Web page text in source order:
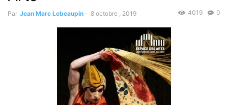
Par Jean Marc Lebeaupin - 8 octobre , 2019 0
4019